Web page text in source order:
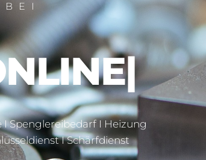
BEI
|
Spenglereibedarf I Heizung
I Schärfdienst